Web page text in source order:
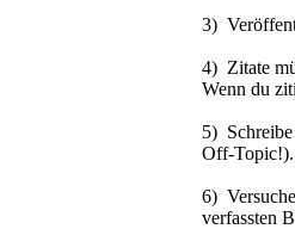
3)
4) Zitate
Wenn du
5)
Off-Topic!).
6)
verfassten